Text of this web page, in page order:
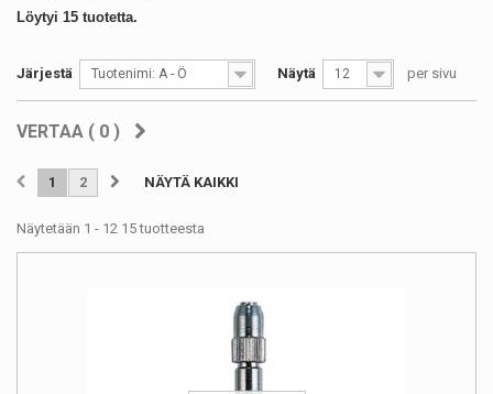
Löytyi 15 tuotetta.
Järjestä Tuotenimi: A - Ö Näytä 12 per sivu
VERTAA ( 0 )
NÄYTÄ KAIKKI
1 2
Näytetään 1 - 12 15 tuotteesta